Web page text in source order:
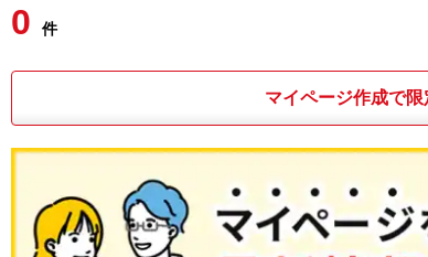
0 件
マイページ作成で